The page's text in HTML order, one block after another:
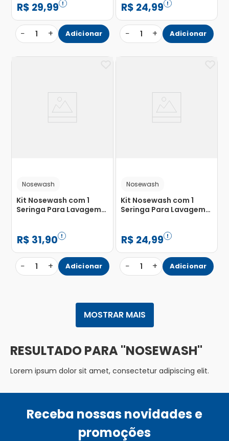
R$ 29,99
− 1 + Adicionar
R$ 24,99
− 1 + Adicionar
Nosewash
Kit Nosewash com 1
Seringa Para Lavagem
Nosewash
R$ 31,90
− 1 + Adicionar
Nosewash
Kit Nosewash com 1
Seringa Para Lavagem
R$ 24,99
− 1 + Adicionar
MOSTRAR MAIS
NOSEWASH
Lorem ipsum dolor sit amet, consectetur adipiscing elit.
Receba nossas novidades e
promoções